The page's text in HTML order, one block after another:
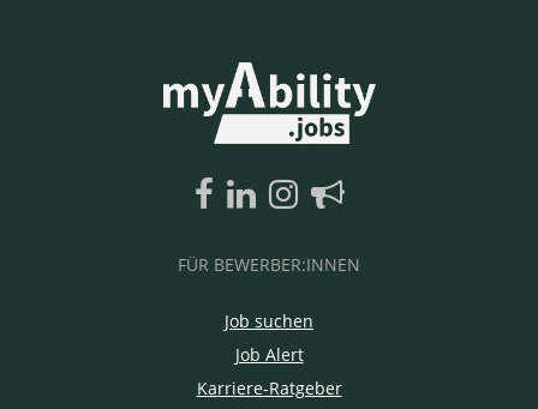
FÜR BEWERBER:INNEN
Job suchen
Job Alert
Karriere-Ratgeber